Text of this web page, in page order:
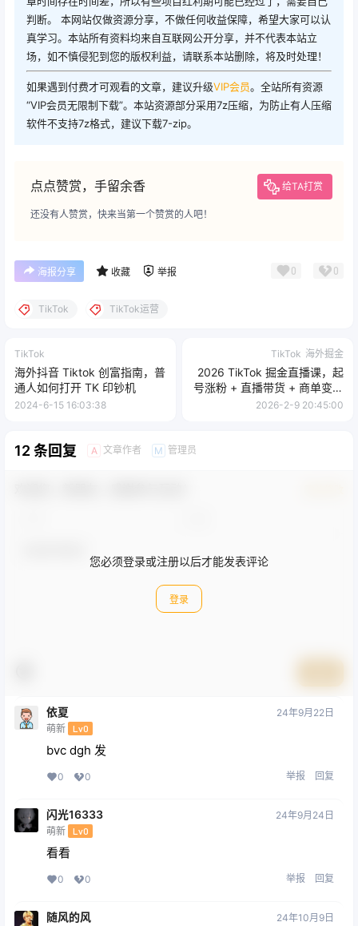
判断。 本网站仅做资源分享，不做任何收益保障，希望大家可以认
真学习。本站所有资料均来自互联网公开分享，并不代表本站立
场，如不慎侵犯到您的版权利益，请联系本站删除，将及时处理！
如果遇到付费才可观看的文章，建议升级VIP会员。全站所有资源
“VIP会员无限制下载”。本站资源部分采用7z压缩，为防止有人压缩
软件不支持7z格式，建议下载7-zip。
点点赞赏，手留余香 给TA打赏
还没有人赞赏，快来当第一个赞赏的人吧！
海报分享 收藏 举报 0 0
TikTok TikTok运营
TikTok
海外抖音 Tiktok 创富指南，普
通人如何打开 TK 印钞机
2024-6-15 16:03:38
TikTok 海外掘金
2026 TikTok 掘金直播课，起
号涨粉 + 直播带货 + 商单变现
+ 3 天打通盈利路径，月入过
2026-2-9 20:45:00
12 条回复 A 文章作者 M 管理员
您必须登录或注册以后才能发表评论
登录
依夏
萌新 Lv0
24年9月22日
bvc dgh 发
0 0 举报 回复
闪光16333
萌新 Lv0
24年9月24日
看看
0 0 举报 回复
随风的风 24年10月9日